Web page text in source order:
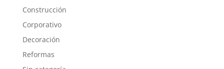
Construcción
Corporativo
Decoración
Reformas